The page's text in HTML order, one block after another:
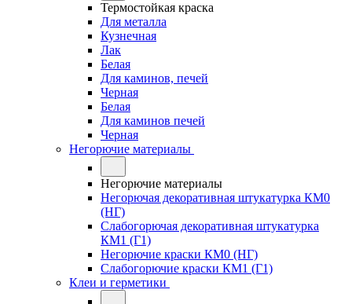
Термостойкая краска
Для металла
Кузнечная
Лак
Белая
Для каминов, печей
Черная
Белая
Для каминов печей
Черная
Негорючие материалы
Негорючие материалы
Негорючая декоративная штукатурка КМ0
(НГ)
Слабогорючая декоративная штукатурка
КМ1 (Г1)
Негорючие краски КМ0 (НГ)
Слабогорючие краски КМ1 (Г1)
Клеи и герметики